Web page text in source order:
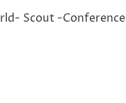
Scout -Conference